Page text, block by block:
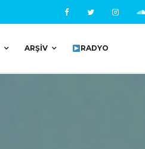
ARŞIV RADYO